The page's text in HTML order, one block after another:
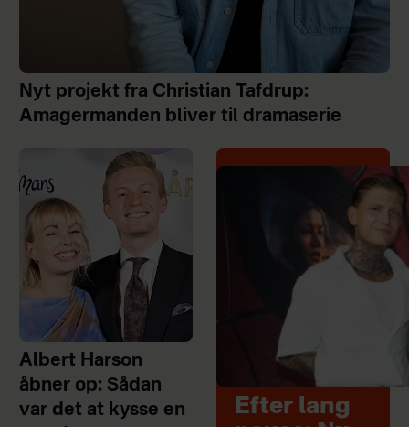
Nyt projekt fra Christian Tafdrup:
Amagermanden bliver til dramaserie
Albert Harson
åbner op: Sådan
var det at kysse en
Efter lang